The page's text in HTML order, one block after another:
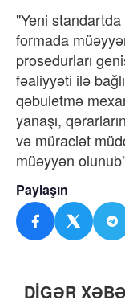
"Yeni
formada
prosedurları
fəaliyyəti ilə
qəbuletmə
yanaşı,
və müraciət
müəyyən
Paylaşın
DİGƏR